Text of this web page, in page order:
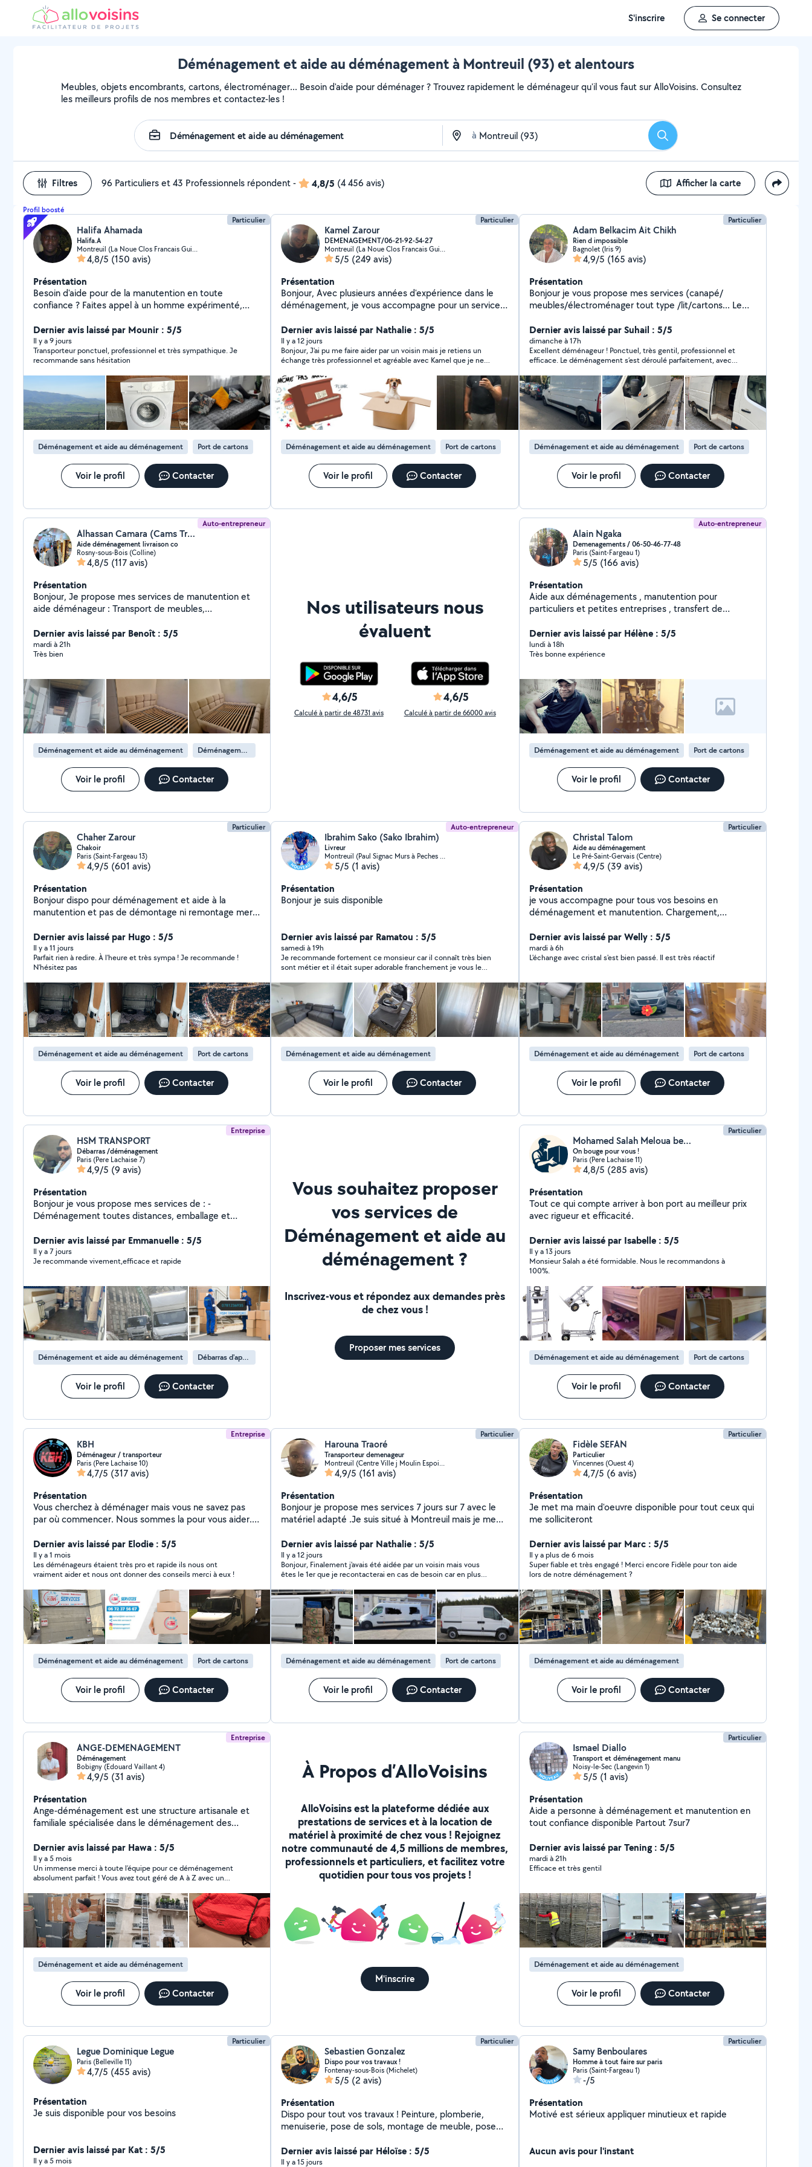
S'inscrire Se connecter
Déménagement et aide au déménagement à Montreuil (93) et alentours
Meubles, objets encombrants, cartons, électroménager... Besoin d'aide pour déménager ? Trouvez rapidement le déménageur qu'il vous faut sur AlloVoisins. Consultez
les meilleurs profils de nos membres et contactez-les !
à Rechercher
Filtres 96 Particuliers et 43 Professionnels répondent- 4,8/5 (4 456 avis) Afficher la carte
Profil boosté
Particulier
Halifa Ahamada
Halifa.A
Montreuil (La Noue Clos Francais Guilands 4)
4,8/5 (150 avis)
Présentation
Besoin d'aide pour de la manutention en toute
confiance ? Faites appel à un homme expérimenté,
avec sérieux, efficacité et soin. Objets fragiles,
meubles lourds je m'occupe de tout. Respect des
délais, matériel adapté, service personnalisé : votre
tranquillité est ma priorité.
Dernier avis laissé par Mounir : 5/5
Il y a 9 jours
Transporteur ponctuel, professionnel et très sympathique. Je
recommande sans hésitation
Déménagement et aide au déménagement Port de cartons
Voir le profil Contacter
Particulier
Kamel Zarour
DEMENAGEMENT/06-21-92-54-27
Montreuil (La Noue Clos Francais Guilands 3)
5/5 (249 avis)
Présentation
Bonjour, Avec plusieurs années d'expérience dans le
déménagement, je vous accompagne pour un service
pour mon sérieux, ma ponctualité et ma motivation. je
suis disponible quand vous voulez,y'a plus qu'à se
mettre d'accord sur le jour et l'horaire, n'hésitez pas à
m'appeler ou à m'envoyer un message sur ma ligne
direct si je mets un peu trop de temps à répondre à
votre demande sur AlloVoisins, pour un devis gratuit ou
des conseilles ce sera un plaisir pour moi de vous
répondre..06-21-92-54-27 Kamel.
Dernier avis laissé par Nathalie : 5/5
Il y a 12 jours
Bonjour, J'ai pu me faire aider par un voisin mais je retiens un
échange très professionnel et agréable avec Kamel que je ne
Déménagement et aide au déménagement Port de cartons
Voir le profil Contacter
Particulier
Adam Belkacim Ait Chikh
Rien d impossible
Bagnolet (Iris 9)
4,9/5 (165 avis)
Présentation
Bonjour je vous propose mes services (canapé/
meubles/électroménager tout type /lit/cartons... Le
chantier/déménagement A votre disposition 7/7
Confiance/rapidité/fiabilité. Tel zéro six. Dix . Cinquante
sept . Quarante cinq .quarante deux.
Dernier avis laissé par Suhail : 5/5
dimanche à 17h
Excellent déménageur ! Ponctuel, très gentil, professionnel et
efficace. Le déménagement s’est déroulé parfaitement, avec
Personne de confiance que je recommande les yeux fermés.
Encore merci pour votre excellent travail !
Déménagement et aide au déménagement Port de cartons
Voir le profil Contacter
Auto-entrepreneur
Alhassan Camara (Cams Transport)
Aide déménagement livraison co
Rosny-sous-Bois (Colline)
4,8/5 (117 avis)
Présentation
Bonjour, Je propose mes services de manutention et
aide déménageur : Transport de meubles,
Livraison 6.33.68.90.30 livraison
Dernier avis laissé par Benoît : 5/5
mardi à 21h
Très bien
Déménagement et aide au déménagement Déménagement de maison
Voir le profil Contacter
Nos utilisateurs nous
évaluent
4,6/5
Calculé à partir de 48731 avis
4,6/5
Calculé à partir de 66000 avis
Auto-entrepreneur
Alain Ngaka
Demenagements / 06-50-46-77-48
Paris (Saint-Fargeau 1)
5/5 (166 avis)
Présentation
Aide aux déménagements , manutention pour
particuliers et petites entreprises , transfert de
PROTECTION DES MEUBLES demontage et remontage
de meubles. travail serieux , efficace. 25 ans d
'experience Je peux me deplacer a domicile pour devis.
O650467748 même tôt le matin ou tard le soir svp,
merci.
Dernier avis laissé par Hélène : 5/5
lundi à 18h
Très bonne expérience
Déménagement et aide au déménagement Port de cartons
Voir le profil Contacter
Particulier
Chaher Zarour
Chakoir
Paris (Saint-Fargeau 13)
4,9/5 (601 avis)
Présentation
Bonjour dispo pour déménagement et aide à la
manutention et pas de démontage ni remontage merci
Dernier avis laissé par Hugo : 5/5
Il y a 11 jours
Parfait rien à redire. À l’heure et très sympa ! Je recommande !
N’hésitez pas
Déménagement et aide au déménagement Port de cartons
Voir le profil Contacter
Auto-entrepreneur
Ibrahim Sako (Sako Ibrahim)
Livreur
Montreuil (Paul Signac Murs à Peches 4)
5/5 (1 avis)
Présentation
Bonjour je suis disponible
Dernier avis laissé par Ramatou : 5/5
samedi à 19h
Je recommande fortement ce monsieur car il connaît très bien
sont métier et il était super adorable franchement je vous le
Déménagement et aide au déménagement
Voir le profil Contacter
Particulier
Christal Talom
Aide au déménagement
Le Pré-Saint-Gervais (Centre)
4,9/5 (39 avis)
Présentation
je vous accompagne pour tous vos besoins en
déménagement et manutention. Chargement,
lourds ou fragiles : je travaille avec soin, efficacité et
respect de vos biens. Organisé, dynamique et toujours
à l'écoute, je m'adapte à vos contraintes pour un
satisfaction est ma priorité !
Dernier avis laissé par Welly : 5/5
mardi à 6h
L'échange avec cristal s'est bien passé. Il est très réactif
Déménagement et aide au déménagement Port de cartons
Voir le profil Contacter
Entreprise
HSM TRANSPORT
Débarras /déménagement
Paris (Pere Lachaise 7)
4,9/5 (9 avis)
Présentation
Bonjour je vous propose mes services de : -
Déménagement toutes distances, emballage et
mobilier. - débarras complet
maison/garage/cave/grenier/ grange ect... -Prix
attractif Devis gratuit N'hésiter pas a me contacté sur
Dernier avis laissé par Emmanuelle : 5/5
Il y a 7 jours
Je recommande vivement,efficace et rapide
Déménagement et aide au déménagement Débarras d'appartement
Voir le profil Contacter
Vous souhaitez proposer
vos services de
Déménagement et aide au
déménagement ?
Inscrivez-vous et répondez aux demandes près
de chez vous !
Proposer mes services
Particulier
Mohamed Salah Meloua benzaba
On bouge pour vous !
Paris (Pere Lachaise 11)
4,8/5 (285 avis)
Présentation
Tout ce qui compte arriver à bon port au meilleur prix
avec rigueur et efficacité.
Dernier avis laissé par Isabelle : 5/5
Il y a 13 jours
Monsieur Salah a été formidable. Nous le recommandons à
100%.
Déménagement et aide au déménagement Port de cartons
Voir le profil Contacter
Entreprise
KBH
Déménageur / transporteur
Paris (Pere Lachaise 10)
4,7/5 (317 avis)
Présentation
Vous cherchez à déménager mais vous ne savez pas
par où commencer. Nous sommes la pour vous aider.
en France et pays frontalier, le choix d'un déménageur
certifier qualité est de première importance.
Dernier avis laissé par Elodie : 5/5
Il y a 1 mois
Les déménageurs étaient très pro et rapide ils nous ont
vraiment aider et nous ont donner des conseils merci à eux !
Déménagement et aide au déménagement Port de cartons
Voir le profil Contacter
Particulier
Harouna Traoré
Transporteur demenageur
Montreuil (Centre Ville j Moulin Espoir 2)
4,9/5 (161 avis)
Présentation
Bonjour je propose mes services 7 jours sur 7 avec le
matériel adapté .Je suis situé à Montreuil mais je me
pour ceux qui m'accorderont leurs confiance.
Dernier avis laissé par Nathalie : 5/5
Il y a 12 jours
Bonjour, Finalement j'avais été aidée par un voisin mais vous
êtes le 1er que je recontacterai en cas de besoin car en plus
des prix très intéressants. Nathalie
Déménagement et aide au déménagement Port de cartons
Voir le profil Contacter
Particulier
Fidèle SEFAN
Particulier
Vincennes (Ouest 4)
4,7/5 (6 avis)
Présentation
Je met ma main d'oeuvre disponible pour tout ceux qui
me solliciteront
Dernier avis laissé par Marc : 5/5
Il y a plus de 6 mois
Super fiable et très engagé ! Merci encore Fidèle pour ton aide
lors de notre déménagement ?
Déménagement et aide au déménagement
Voir le profil Contacter
Entreprise
ANGE-DEMENAGEMENT
Déménagement
Bobigny (Edouard Vaillant 4)
4,9/5 (31 avis)
Présentation
Ange-déménagement est une structure artisanale et
familiale spécialisée dans le déménagement des
pour réaliser ces activités de manière professionnelle.
Son point fort c'est le traitement particulier de toute
demande de déménagement.
Dernier avis laissé par Hawa : 5/5
Il y a 5 mois
Un immense merci à toute l’équipe pour ce déménagement
absolument parfait ! Vous avez tout géré de A à Z avec un
seul moment de stress, toujours le sourire et une efficacité
impressionnante. Grâce à vous, ce déménagement s’est fait
sans charge mentale, sans pression, et dans une ambiance
sereine et agréable. Votre organisation, votre énergie et votre
sérieux ont vraiment fait toute la différence. C’est rare de
tomber sur une équipe aussi impliquée et bienveillante. Je n’ai
rien d’autre à ajouter si ce n’est que je vous recommande
vivement +++ les yeux fermés ! Encore mille mercis 🙏✨
Déménagement et aide au déménagement
Voir le profil Contacter
À Propos d’AlloVoisins
AlloVoisins est la plateforme dédiée aux
prestations de services et à la location de
matériel à proximité de chez vous ! Rejoignez
notre communauté de 4,5 millions de membres,
professionnels et particuliers, et facilitez votre
quotidien pour tous vos projets !
M'inscrire
Particulier
Ismael Diallo
Transport et déménagement manu
Noisy-le-Sec (Langevin 1)
5/5 (1 avis)
Présentation
Aide a personne à déménagement et manutention en
tout confiance disponible Partout 7sur7
Dernier avis laissé par Tening : 5/5
mardi à 21h
Efficace et très gentil
Déménagement et aide au déménagement
Voir le profil Contacter
Particulier
Legue Dominique Legue
Paris (Belleville 11)
4,7/5 (455 avis)
Présentation
Je suis disponible pour vos besoins
Dernier avis laissé par Kat : 5/5
Il y a 5 mois
Particulier
Sebastien Gonzalez
Dispo pour vos travaux !
Fontenay-sous-Bois (Michelet)
5/5 (2 avis)
Présentation
Dispo pour tout vos travaux ! Peinture, plomberie,
menuiserie, pose de sols, montage de meuble, pose
Dernier avis laissé par Héloïse : 5/5
Il y a 15 jours
Particulier
Samy Benboulares
Homme à tout faire sur paris
Paris (Saint-Fargeau 1)
-/5
Présentation
Motivé est sérieux appliquer minutieux et rapide
Aucun avis pour l'instant